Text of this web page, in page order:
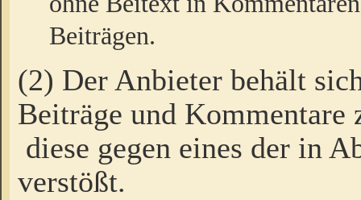
Beiträgen.
(2) Der Anbieter behält
Beiträge und Kommentare
diese gegen eines der in
verstößt.